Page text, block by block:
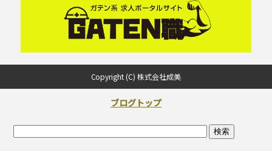
Copyright (C) 株式会社成美
ブログトップ